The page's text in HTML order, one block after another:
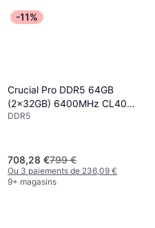
-11%
Crucial Pro DDR5 64GB
(2x32GB) 6400MHz CL40
RAM Kit
DDR5
708,28 €799 €
Ou 3 paiements de 236,09 €
9+ magasins